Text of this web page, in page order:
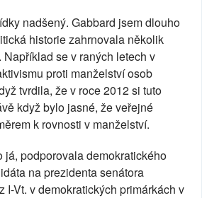
nadšený. Gabbard jsem dlouho
historie zahrnovala několik
se v raných letech v
proti manželství osob
tvrdila, že v roce 2012 si tuto
když bylo jasné, že veřejné
k rovnosti v manželství.
já, podporovala demokratického
na prezidenta senátora
I-Vt. v demokratických primárkách v